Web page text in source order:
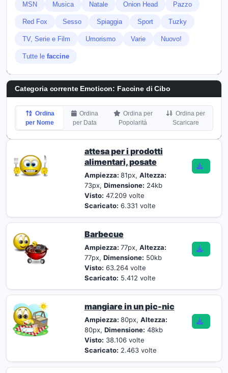
MSN Musica Natale Onion Head Pazzo
Red Fox Sesso Spiaggia Sport Tuzky
TV, Serie e Film Umorismo Varie Nuovo!
Tutte le faccine
Categoria corrente Emoticon: Faccine di Cibo
Ordina
per Nome
Ordina
per Data
Ordina per
Popolarità
Ordina per
Scaricare
attesa per i prodotti
alimentari, posate
Ampiezza: 81px, Altezza:
73px, Dimensione: 24kb
Visto: 47.209 volte
Scaricato: 6.331 volte
Barbecue
Ampiezza: 77px, Altezza:
77px, Dimensione: 50kb
Visto: 63.264 volte
Scaricato: 5.412 volte
mangiare in un pic-nic
Ampiezza: 80px, Altezza:
80px, Dimensione: 48kb
Visto: 38.106 volte
Scaricato: 2.463 volte